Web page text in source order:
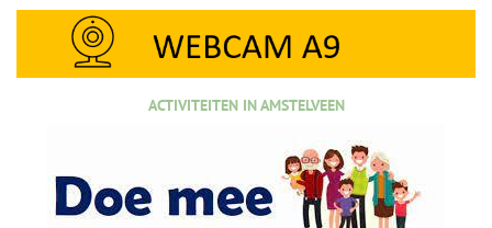
ACTIVITEITEN IN AMSTELVEEN